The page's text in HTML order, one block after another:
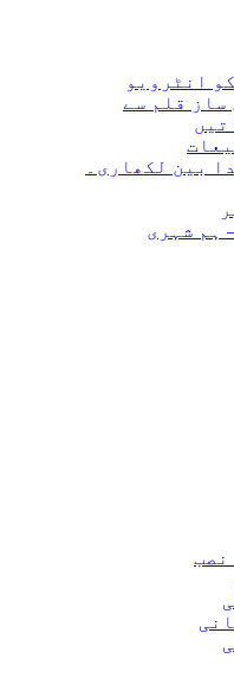
انٹرویو
ساز قلم سے
بین لکھاری۔
ہم شہری
نصب